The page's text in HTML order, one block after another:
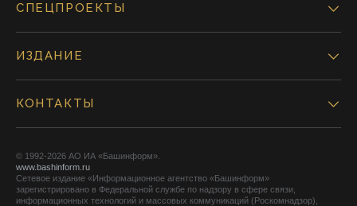
СПЕЦПРОЕКТЫ
ИЗДАНИЕ
КОНТАКТЫ
© 1992-2026 АО ИА «Башинформ».
www.bashinform.ru
Сетевое издание «Информационное агентство «Башинформ»
зарегистрировано в Федеральной службе по надзору в сфере связи,
информационных технологий и массовых коммуникаций (Роскомнадзор),